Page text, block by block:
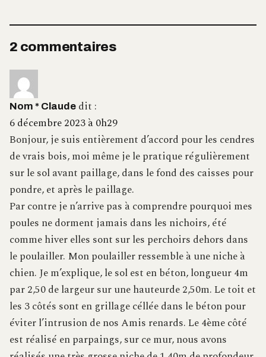
2 commentaires
Nom * Claude dit :
6 décembre 2023 à 0h29
Bonjour, je suis entièrement d’accord pour les cendres
de vrais bois, moi même je le pratique régulièrement
sur le sol avant paillage, dans le fond des caisses pour
pondre, et après le paillage.
Par contre je n’arrive pas à comprendre pourquoi mes
poules ne dorment jamais dans les nichoirs, été
comme hiver elles sont sur les perchoirs dehors dans
le poulailler. Mon poulailler ressemble à une niche à
chien. Je m’explique, le sol est en béton, longueur 4m
par 2,50 de largeur sur une hauteurde 2,50m. Le toit et
les 3 côtés sont en grillage céllée dans le béton pour
éviter l’intrusion de nos Amis renards. Le 4ème côté
est réalisé en parpaings, sur ce mur, nous avons